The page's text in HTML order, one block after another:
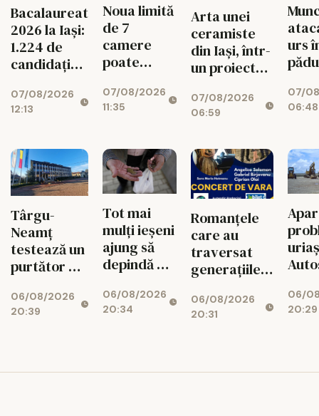
Bacalaureat
2026 la Iași:
1.224 de
candidați
examen
07/08/2026
12:13
Noua limită
de 7
camere
poate
soarta
celor peste
„mini-
hoteluri”
din Iași
07/08/2026
11:35
Arta unei
ceramiste
din Iași, într-
un proiect
de lux
07/08/2026
06:59
urs
07/
06:48
Târgu-
Neamț
testează un
purtător de
creat cu
inteligență
06/08/2026
20:39
Tot mai
mulți ieșeni
ajung să
depindă de
sociale.
Topul celor
06/08/2026
20:34
Romanțele
care au
traversat
generațiile
06/08/2026
20:31
Apar
06/
20:29